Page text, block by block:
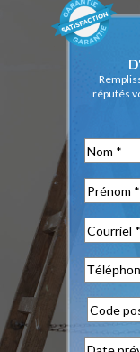
réputés